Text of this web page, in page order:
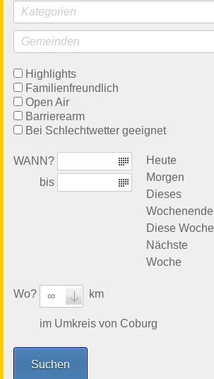
Kategorien
Gemeinden
Highlights
Familienfreundlich
Open Air
Barrierearm
Bei Schlechtwetter geeignet
WANN?
bis
Heute
Morgen
Dieses
Wochenende
Diese Woche
Nächste
Woche
Wo? ∞ km
im Umkreis von Coburg